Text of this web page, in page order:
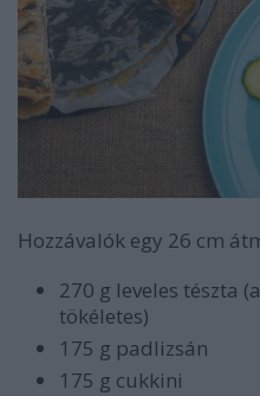
Hozzávalók egy 26 cm
270 g leveles tészta
tökéletes)
175 g padlizsán
175 g cukkini